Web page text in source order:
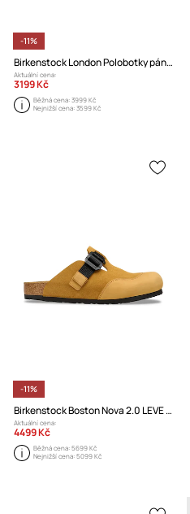
-11%
Birkenstock London Polobotky pánské semišové
Aktuální cena:
3199 Kč
Běžná cena:3999 Kč
Nejnižší cena:3599 Kč
-11%
Birkenstock Boston Nova 2.0 LEVE pantofle s uzavřenou špičkou pánské semišové
Aktuální cena:
4499 Kč
Běžná cena:5699 Kč
Nejnižší cena:5099 Kč